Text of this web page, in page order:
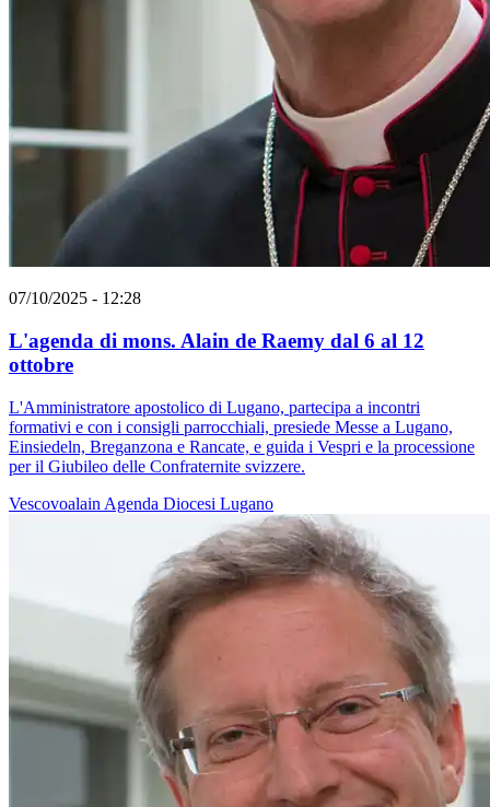
07/10/2025 - 12:28
L'agenda di mons. Alain de Raemy dal 6 al 12
ottobre
L'Amministratore apostolico di Lugano, partecipa a incontri
formativi e con i consigli parrocchiali, presiede Messe a Lugano,
Einsiedeln, Breganzona e Rancate, e guida i Vespri e la processione
per il Giubileo delle Confraternite svizzere.
Vescovoalain Agenda Diocesi Lugano